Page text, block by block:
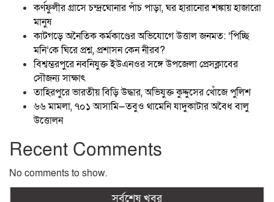
কর্ণফুলীর গ্রাসে চন্দ্রঘোনার পাঁচ পাড়া, ঘর হারানোর শঙ্কায় হাজারো
মানুষ
কাটগড়ে অনৈতিক কর্মকাণ্ডের অভিযোগে উত্তাল জনমত: ‘পিচ্ছি
মনি’কে ঘিরে প্রশ্ন, প্রশাসন কেন নীরব?
বিশ্বম্ভরপুরে নবনিযুক্ত ইউএনওর সঙ্গে উপজেলা প্রেসক্লাবের
সৌজন্য সাক্ষাৎ
তাহিরপুরে ভারতীয় বিড়ি উদ্ধার, অভিযুক্ত কুদ্দুসের খোঁজে পুলিশ
৬৬ মামলা, ৭০১ আসামি—তবুও থামেনি যাদুকাটার অবৈধ বালু
উত্তোলন
Recent Comments
No comments to show.
সর্বশেষ খবর